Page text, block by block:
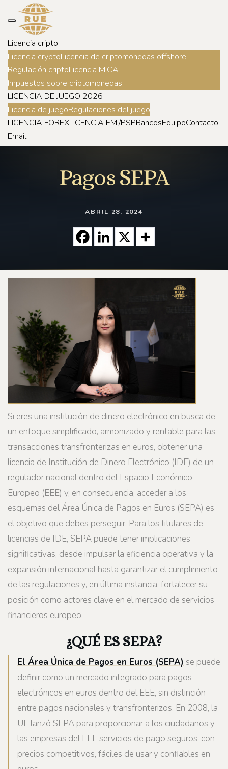
Licencia cripto
Licencia cryptoLicencia de criptomonedas offshore
Regulación criptoLicencia MiCA
Impuestos sobre criptomonedas
LICENCIA DE JUEGO 2026
Licencia de juegoRegulaciones del juego
LICENCIA FOREXLICENCIA EMI/PSPBancosEquipoContacto
Email
Pagos SEPA
ABRIL 28, 2024
Si eres una institución de dinero electrónico en busca de
un enfoque simplificado, armonizado y rentable para las
transacciones transfronterizas en euros, obtener una
licencia de Institución de Dinero Electrónico (IDE) de un
regulador nacional dentro del Espacio Económico
Europeo (EEE) y, en consecuencia, acceder a los
esquemas del Área Única de Pagos en Euros (SEPA) es
el objetivo que debes perseguir. Para los titulares de
licencias de IDE, SEPA puede tener implicaciones
significativas, desde impulsar la eficiencia operativa y la
expansión internacional hasta garantizar el cumplimiento
de las regulaciones y, en última instancia, fortalecer su
posición como actores clave en el mercado de servicios
financieros europeo.
¿QUÉ ES SEPA?
El Área Única de Pagos en Euros (SEPA) se puede
definir como un mercado integrado para pagos
electrónicos en euros dentro del EEE, sin distinción
entre pagos nacionales y transfronterizos. En 2008, la
UE lanzó SEPA para proporcionar a los ciudadanos y
las empresas del EEE servicios de pago seguros, con
precios competitivos, fáciles de usar y confiables en